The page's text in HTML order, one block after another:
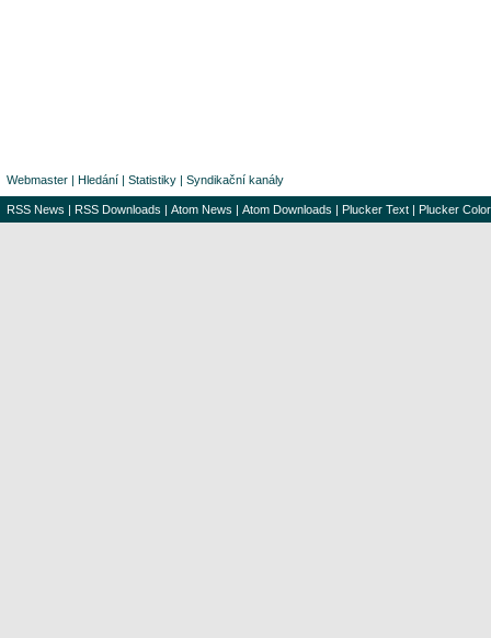
Webmaster | Hledání | Statistiky | Syndikační kanály
RSS News | RSS Downloads | Atom News | Atom Downloads | Plucker Text | Plucker Color